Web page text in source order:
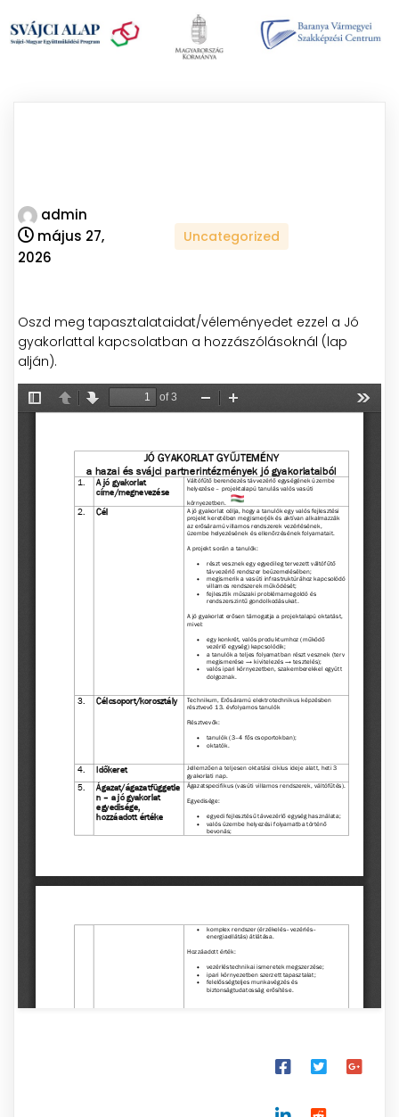
admin
május 27,
2026
Uncategorized
Oszd meg tapasztalataidat/véleményedet ezzel a Jó
gyakorlattal kapcsolatban a hozzászólásoknál (lap
alján).